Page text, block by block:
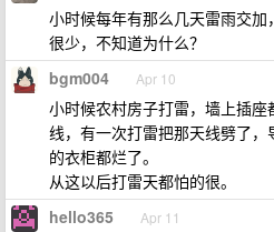
小时候每年有那么几天雷雨交
很少，不知道为什么？
bgm004 Apr 10
小时候农村房子打雷，墙上插
线，有一次打雷把那天线劈了
的衣柜都烂了。
从这以后打雷天都怕的很。
hello365 Apr 11